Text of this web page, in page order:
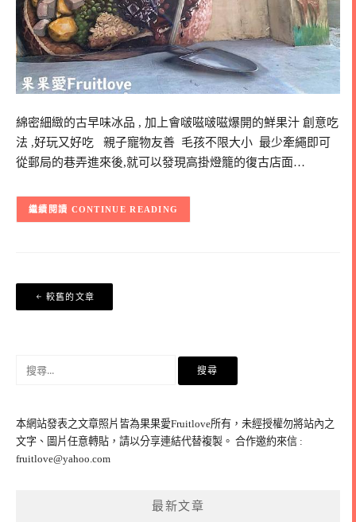
綿密細緻的古早味冰品 , 加上會啵嗞啵嗞爆開的鮮果汁 創意吃
法 ,好玩又好吃 親子寵物友善 毛孩不限大小 最少牽繩即可
從郵局的巷弄進來後,就可以發現高掛燈籠的復古店面…
CONTINUE READING
文
章
覽
較舊的文章
字:
本網站發表之文章照片皆為果果愛Fruitlove所有，未經授權勿將站內之
文字、圖片任意轉貼，請以分享連結代替複製。 合作邀約來信 :
fruitlove@yahoo.com
最新文章